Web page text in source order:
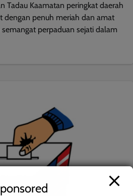
Tadau Kaamatan peringkat daerah
dengan penuh meriah dan amat
perpaduan sejati dalam